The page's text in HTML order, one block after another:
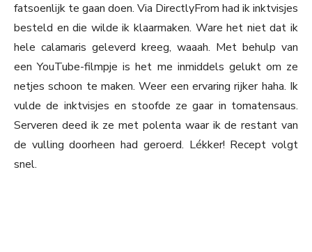
fatsoenlijk te gaan doen. Via DirectlyFrom had ik inktvisjes
besteld en die wilde ik klaarmaken. Ware het niet dat ik
hele calamaris geleverd kreeg, waaah. Met behulp van
een YouTube-filmpje is het me inmiddels gelukt om ze
netjes schoon te maken. Weer een ervaring rijker haha. Ik
vulde de inktvisjes en stoofde ze gaar in tomatensaus.
Serveren deed ik ze met polenta waar ik de restant van
de vulling doorheen had geroerd. Lékker! Recept volgt
snel.